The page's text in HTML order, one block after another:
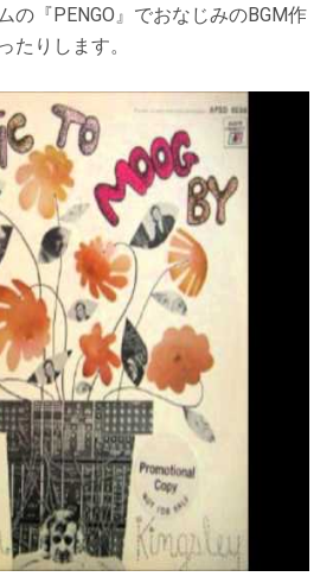
の『PENGO』でおなじみのBGM作
たりします。